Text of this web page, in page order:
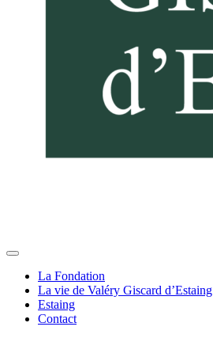
La Fondation
La vie de Valéry Giscard d’Estaing
Estaing
Contact